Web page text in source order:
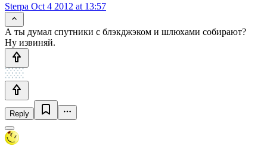
Sterpa Oct 4 2012 at 13:57
А ты думал спутники с блэкджэком и шлюхами собирают?
Ну извиняй.
Reply